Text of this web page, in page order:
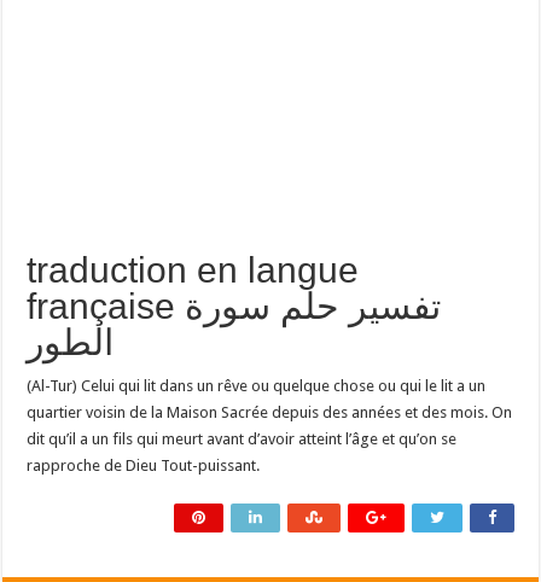
traduction en langue
française تفسير حلم سورة
الطور
(Al-Tur) Celui qui lit dans un rêve ou quelque chose ou qui le lit a un
quartier voisin de la Maison Sacrée depuis des années et des mois. On
dit qu’il a un fils qui meurt avant d’avoir atteint l’âge et qu’on se
rapproche de Dieu Tout-puissant.